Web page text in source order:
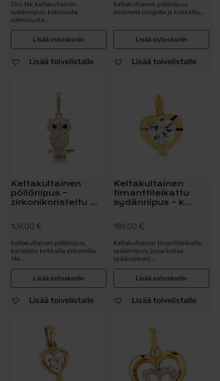
Siro 14k keltakultainen
sydänriipus, kotimaista
valmistusta....
Lisää ostoskoriin
Lisää toivelistalle
Keltakultainen pöllöriipus
avoimella rungolla ja kirkkailla...
Lisää ostoskoriin
Lisää toivelistalle
Keltakultainen
pöllöriipus –
zirkonikoristeltu ...
109,00 €
Keltakultainen pöllöriipus,
koristeltu kirkkailla zirkoneilla.
14k...
Lisää ostoskoriin
Lisää toivelistalle
Keltakultainen
timanttileikattu
sydänriipus – k...
189,00 €
Keltakultainen timanttileikattu
sydänriipus, jossa kirkas
sydänzirkoni....
Lisää ostoskoriin
Lisää toivelistalle